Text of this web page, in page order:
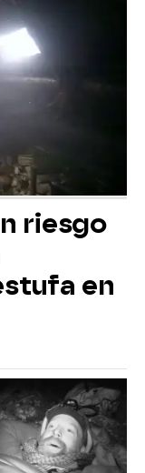
riesgo
en